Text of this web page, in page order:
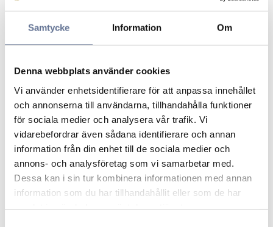
Samtycke Information Om
Denna webbplats använder cookies
Vi använder enhetsidentifierare för att anpassa innehållet
och annonserna till användarna, tillhandahålla funktioner
för sociala medier och analysera vår trafik. Vi
vidarebefordrar även sådana identifierare och annan
information från din enhet till de sociala medier och
annons- och analysföretag som vi samarbetar med.
Dessa kan i sin tur kombinera informationen med annan
information som du har tillhandahållit eller som de har
Produkter från samma kategori